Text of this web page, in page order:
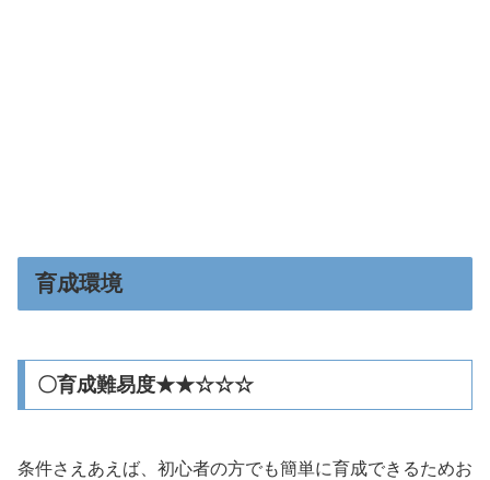
育成環境
〇育成難易度★★☆☆☆
条件さえあえば、初心者の方でも簡単に育成できるためお